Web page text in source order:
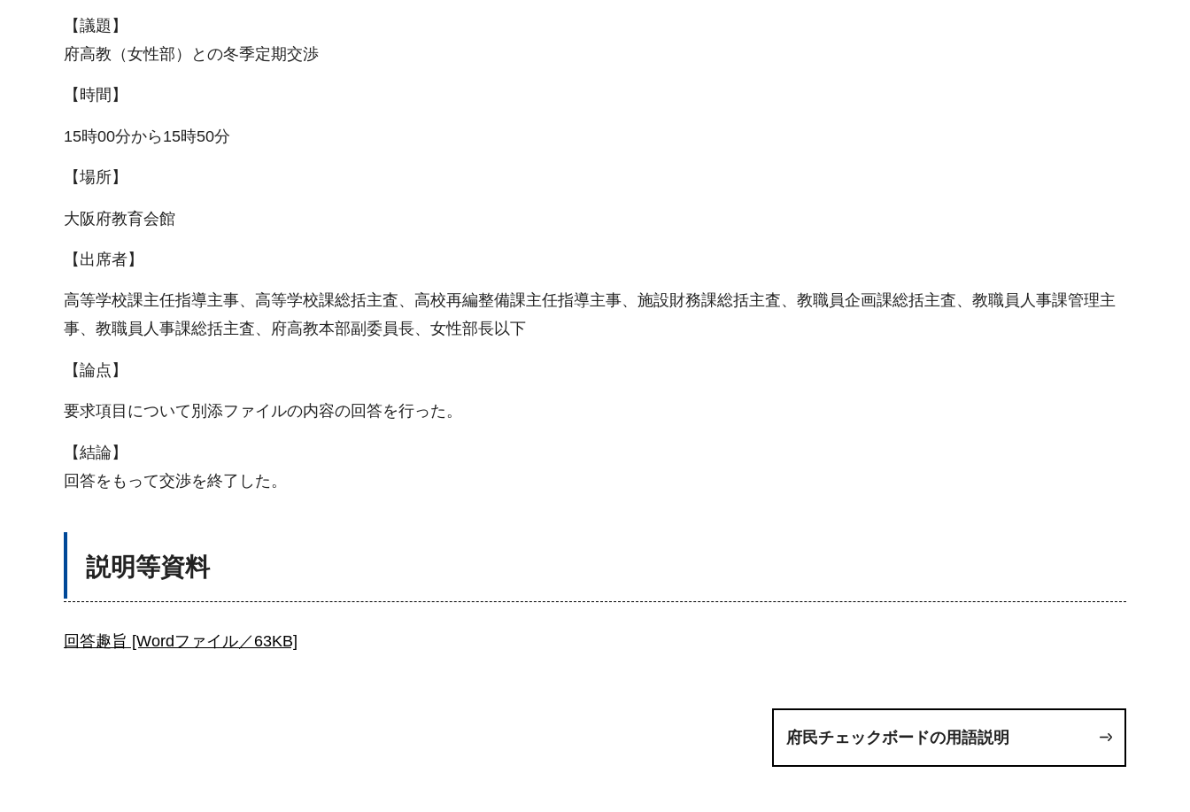
【議題】
府高教（女性部）との冬季定期交渉
【時間】
15時00分から15時50分
【場所】
大阪府教育会館
【出席者】
高等学校課主任指導主事、高等学校課総括主査、高校再編整備課主任指導主事、施設財務課総括主査、教職員企画課総括主査、教職員人事課管理主
事、教職員人事課総括主査、府高教本部副委員長、女性部長以下
【論点】
要求項目について別添ファイルの内容の回答を行った。
【結論】
回答をもって交渉を終了した。
説明等資料
回答趣旨 [Wordファイル／63KB]
府民チェックボードの用語説明